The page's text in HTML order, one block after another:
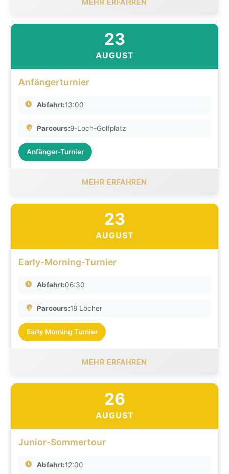
23
AUGUST
Anfängerturnier
Abfahrt:13:00
Parcours:9-Loch-Golfplatz
Anfänger-Turnier
MEHR ERFAHREN
23
AUGUST
Early-Morning-Turnier
Abfahrt:06:30
Parcours:18 Löcher
Early Morning Turnier
MEHR ERFAHREN
26
AUGUST
Junior-Sommertour
Abfahrt:12:00